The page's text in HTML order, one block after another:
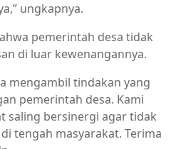
ungkapnya.
pemerintah desa tidak
di luar kewenangannya.
mengambil tindakan yang
pemerintah desa. Kami
saling bersinergi agar tidak
tengah masyarakat. Terima